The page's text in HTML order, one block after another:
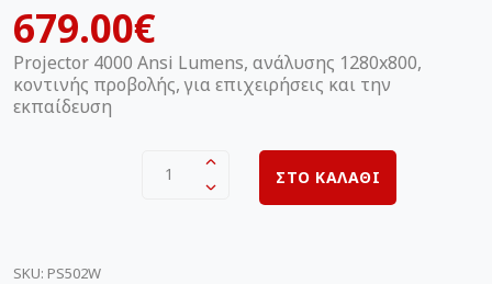
679.00€
Projector 4000 Ansi Lumens, ανάλυσης 1280x800,
κοντινής προβολής, για επιχειρήσεις και την
εκπαίδευση
1 ΣΤΟ ΚΑΛΑΘΙ
SKU: PS502W